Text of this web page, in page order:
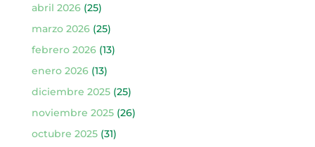
abril 2026(25)
marzo 2026(25)
febrero 2026(13)
enero 2026(13)
diciembre 2025(25)
noviembre 2025(26)
octubre 2025(31)